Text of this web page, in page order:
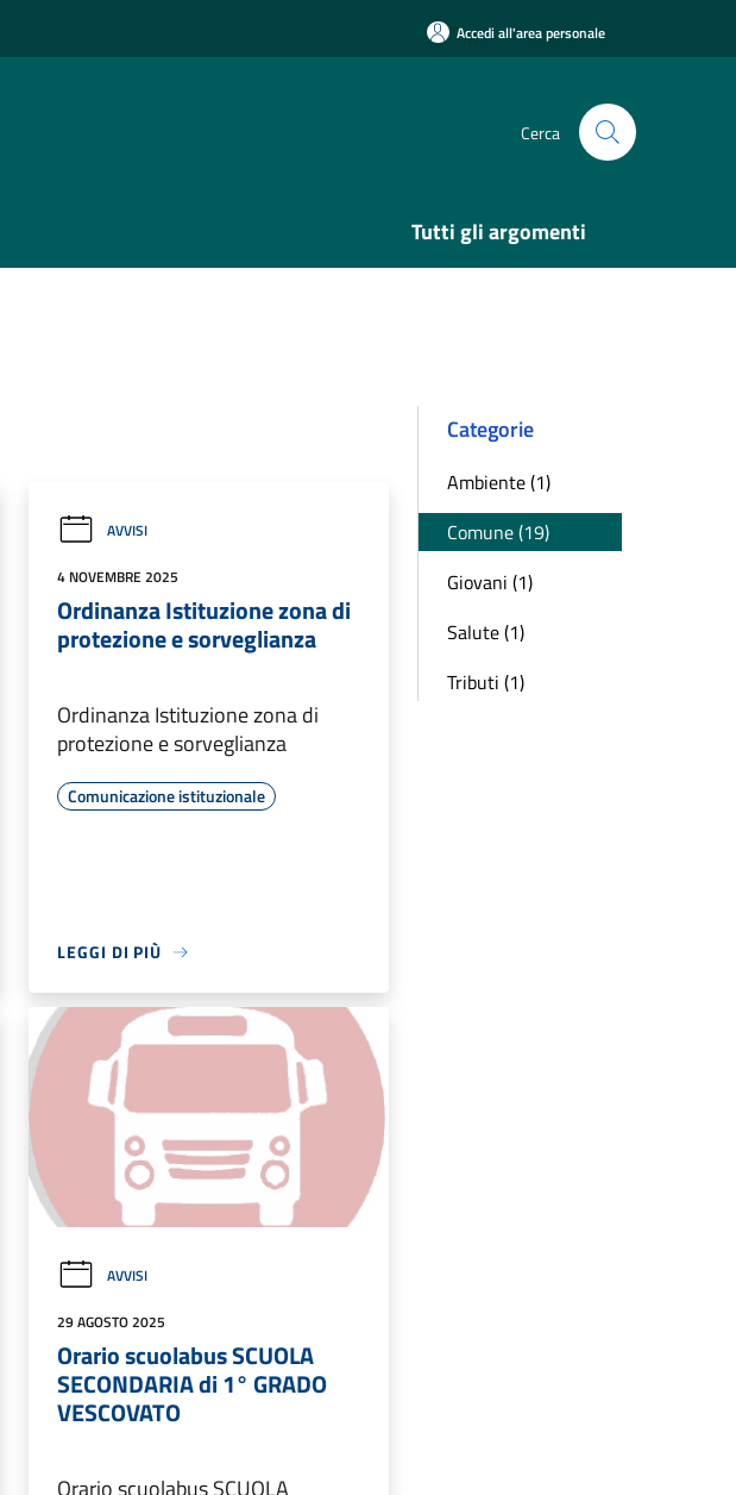
Accedi all'area personale
Cerca
Tutti gli argomenti
AVVISI
4 NOVEMBRE 2025
Ordinanza Istituzione zona di
protezione e sorveglianza
Ordinanza Istituzione zona di
protezione e sorveglianza
Comunicazione istituzionale
LEGGI DI PIÙ
AVVISI
29 AGOSTO 2025
Orario scuolabus SCUOLA
SECONDARIA di 1° GRADO
VESCOVATO
Categorie
Ambiente (1)
Comune (19)
Giovani (1)
Salute (1)
Tributi (1)